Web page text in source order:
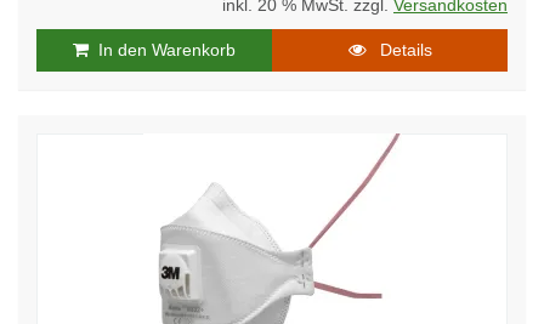
inkl. 20 % MwSt. zzgl. Versandkosten
In den Warenkorb Details